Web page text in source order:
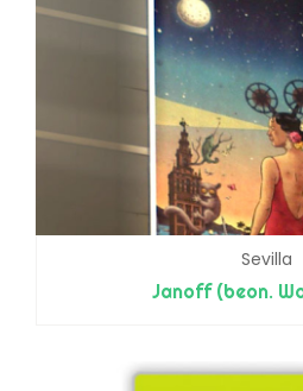
Sevilla
Janoff (beon.